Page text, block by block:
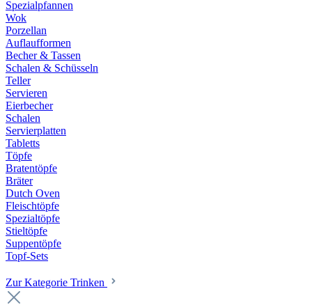
Spezialpfannen
Wok
Porzellan
Auflaufformen
Becher & Tassen
Schalen & Schüsseln
Teller
Servieren
Eierbecher
Schalen
Servierplatten
Tabletts
Töpfe
Bratentöpfe
Bräter
Dutch Oven
Fleischtöpfe
Spezialtöpfe
Stieltöpfe
Suppentöpfe
Topf-Sets
Zur Kategorie Trinken